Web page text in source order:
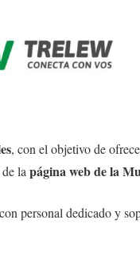
, con el objetivo de
la página web de la
personal dedicado y